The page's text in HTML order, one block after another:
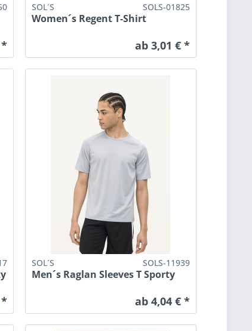
*
SOL´S SOLS-01825
Women´s Regent T-Shirt
ab 3,01 € *
*
SOL´S SOLS-11939
Men´s Raglan Sleeves T Sporty
ab 4,04 € *